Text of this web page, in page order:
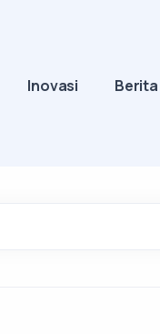
Inovasi Berita